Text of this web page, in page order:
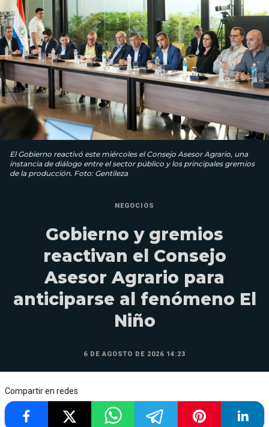
El Gobierno reactivó este miércoles el Consejo Asesor Agrario, una
instancia de diálogo entre el sector público y los principales gremios
de la producción. Foto: Gentileza
NEGOCIOS
Gobierno y gremios
reactivan el Consejo
Asesor Agrario para
anticiparse al fenómeno El
Niño
6 DE AGOSTO DE 2026 14:23
Compartir en redes